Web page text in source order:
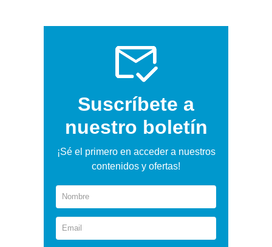
Suscríbete a
nuestro boletín
¡Sé el primero en acceder a nuestros
contenidos y ofertas!